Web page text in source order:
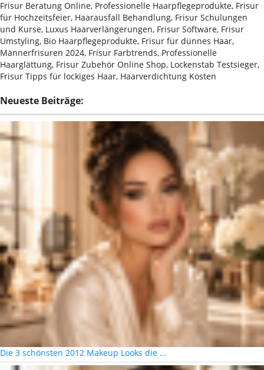
Frisur Beratung Online, Professionelle Haarpflegeprodukte, Frisur
für Hochzeitsfeier, Haarausfall Behandlung, Frisur Schulungen
und Kurse, Luxus Haarverlängerungen, Frisur Software, Frisur
Umstyling, Bio Haarpflegeprodukte, Frisur für dünnes Haar,
Männerfrisuren 2024, Frisur Farbtrends, Professionelle
Haarglättung, Frisur Zubehör Online Shop, Lockenstab Testsieger,
Frisur Tipps für lockiges Haar, Haarverdichtung Kosten
Neueste Beiträge:
Die 3 schönsten 2012 Makeup Looks die …